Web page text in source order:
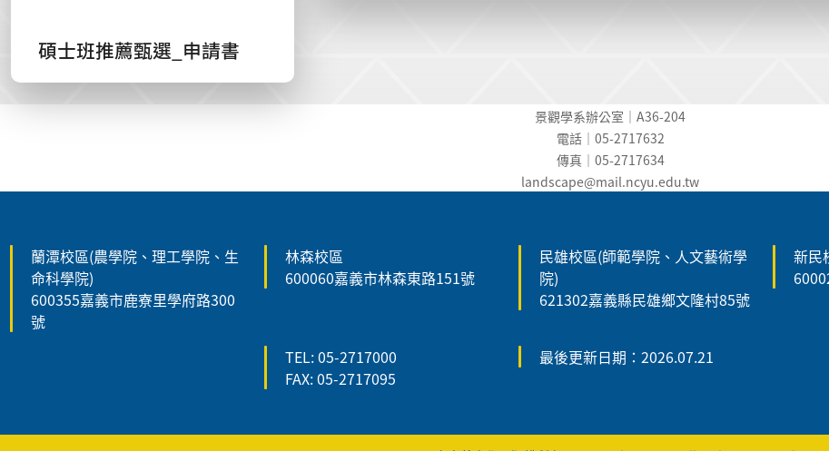
碩士班推薦甄選_申請書
景觀學系辦公室｜A36-204
電話｜05-2717632
傳真｜05-2717634
landscape@mail.ncyu.edu.tw
蘭潭校區(農學院、理工學院、生
命科學院)
600355嘉義市鹿寮里學府路300
號
林森校區
600060嘉義市林森東路151號
民雄校區(師範學院、人文藝術學
院)
621302嘉義縣民雄鄉文隆村85號
新民
TEL: 05-2717000
FAX: 05-2717095
最後更新日期：2026.07.21